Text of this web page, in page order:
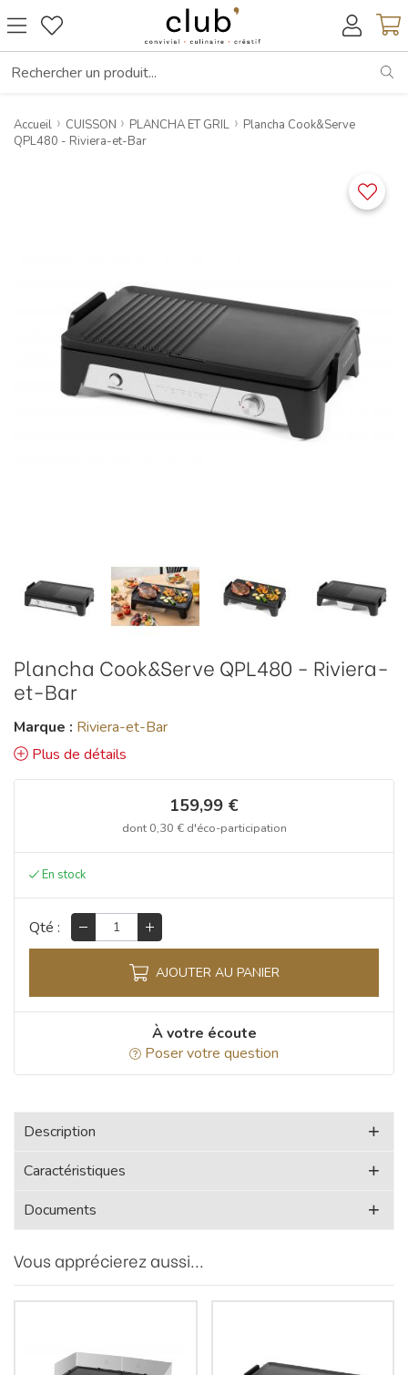
Accueil CUISSON PLANCHA ET GRIL
Plancha Cook&Serve
QPL480 - Riviera-et-Bar
Plancha Cook&Serve QPL480 - Riviera-
et-Bar
Marque : Riviera-et-Bar
Plus de détails
159,99 €
dont 0,30 €d'éco-participation
Qté :
AJOUTER AU PANIER
À votre écoute
Poser votre question
Description
Caractéristiques
Documents
Vous apprécierez aussi...